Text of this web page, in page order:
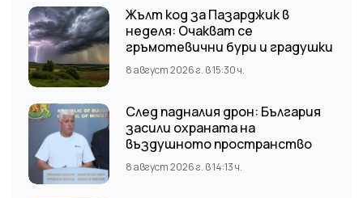
Жълт код за Пазарджик в
неделя: Очакват се
гръмотевични бури и градушки
8 август 2026 г. в 15:30 ч.
След падналия дрон: България
засили охраната на
въздушното пространство
8 август 2026 г. в 14:13 ч.